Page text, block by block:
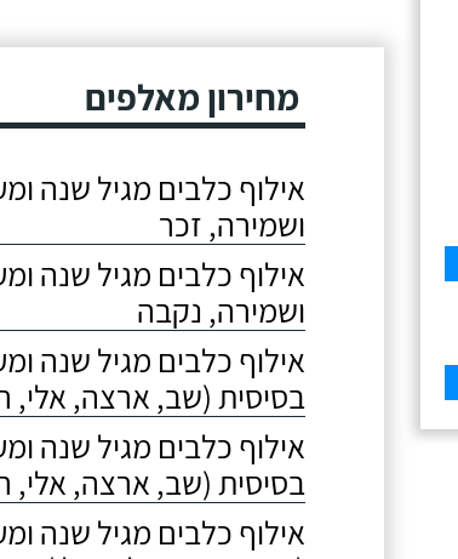
מחירון מאלפים
אילוף כלבים מגיל שנה
ושמירה, זכר
אילוף כלבים מגיל שנה
ושמירה, נקבה
אילוף כלבים מגיל שנה
בסיסית (שב, ארצה, אלי,
אילוף כלבים מגיל שנה
בסיסית (שב, ארצה, אלי,
אילוף כלבים מגיל שנה